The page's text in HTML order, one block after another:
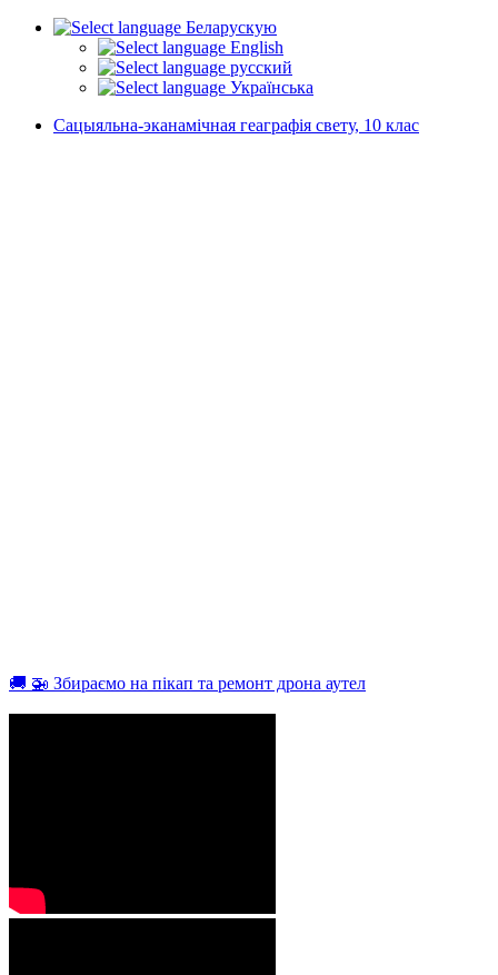
Беларускую
English
русский
Українська
Сацыяльна-эканамічная геаграфія свету, 10 клас
🚚 🚁 Збираємо на пікап та ремонт дрона аутел